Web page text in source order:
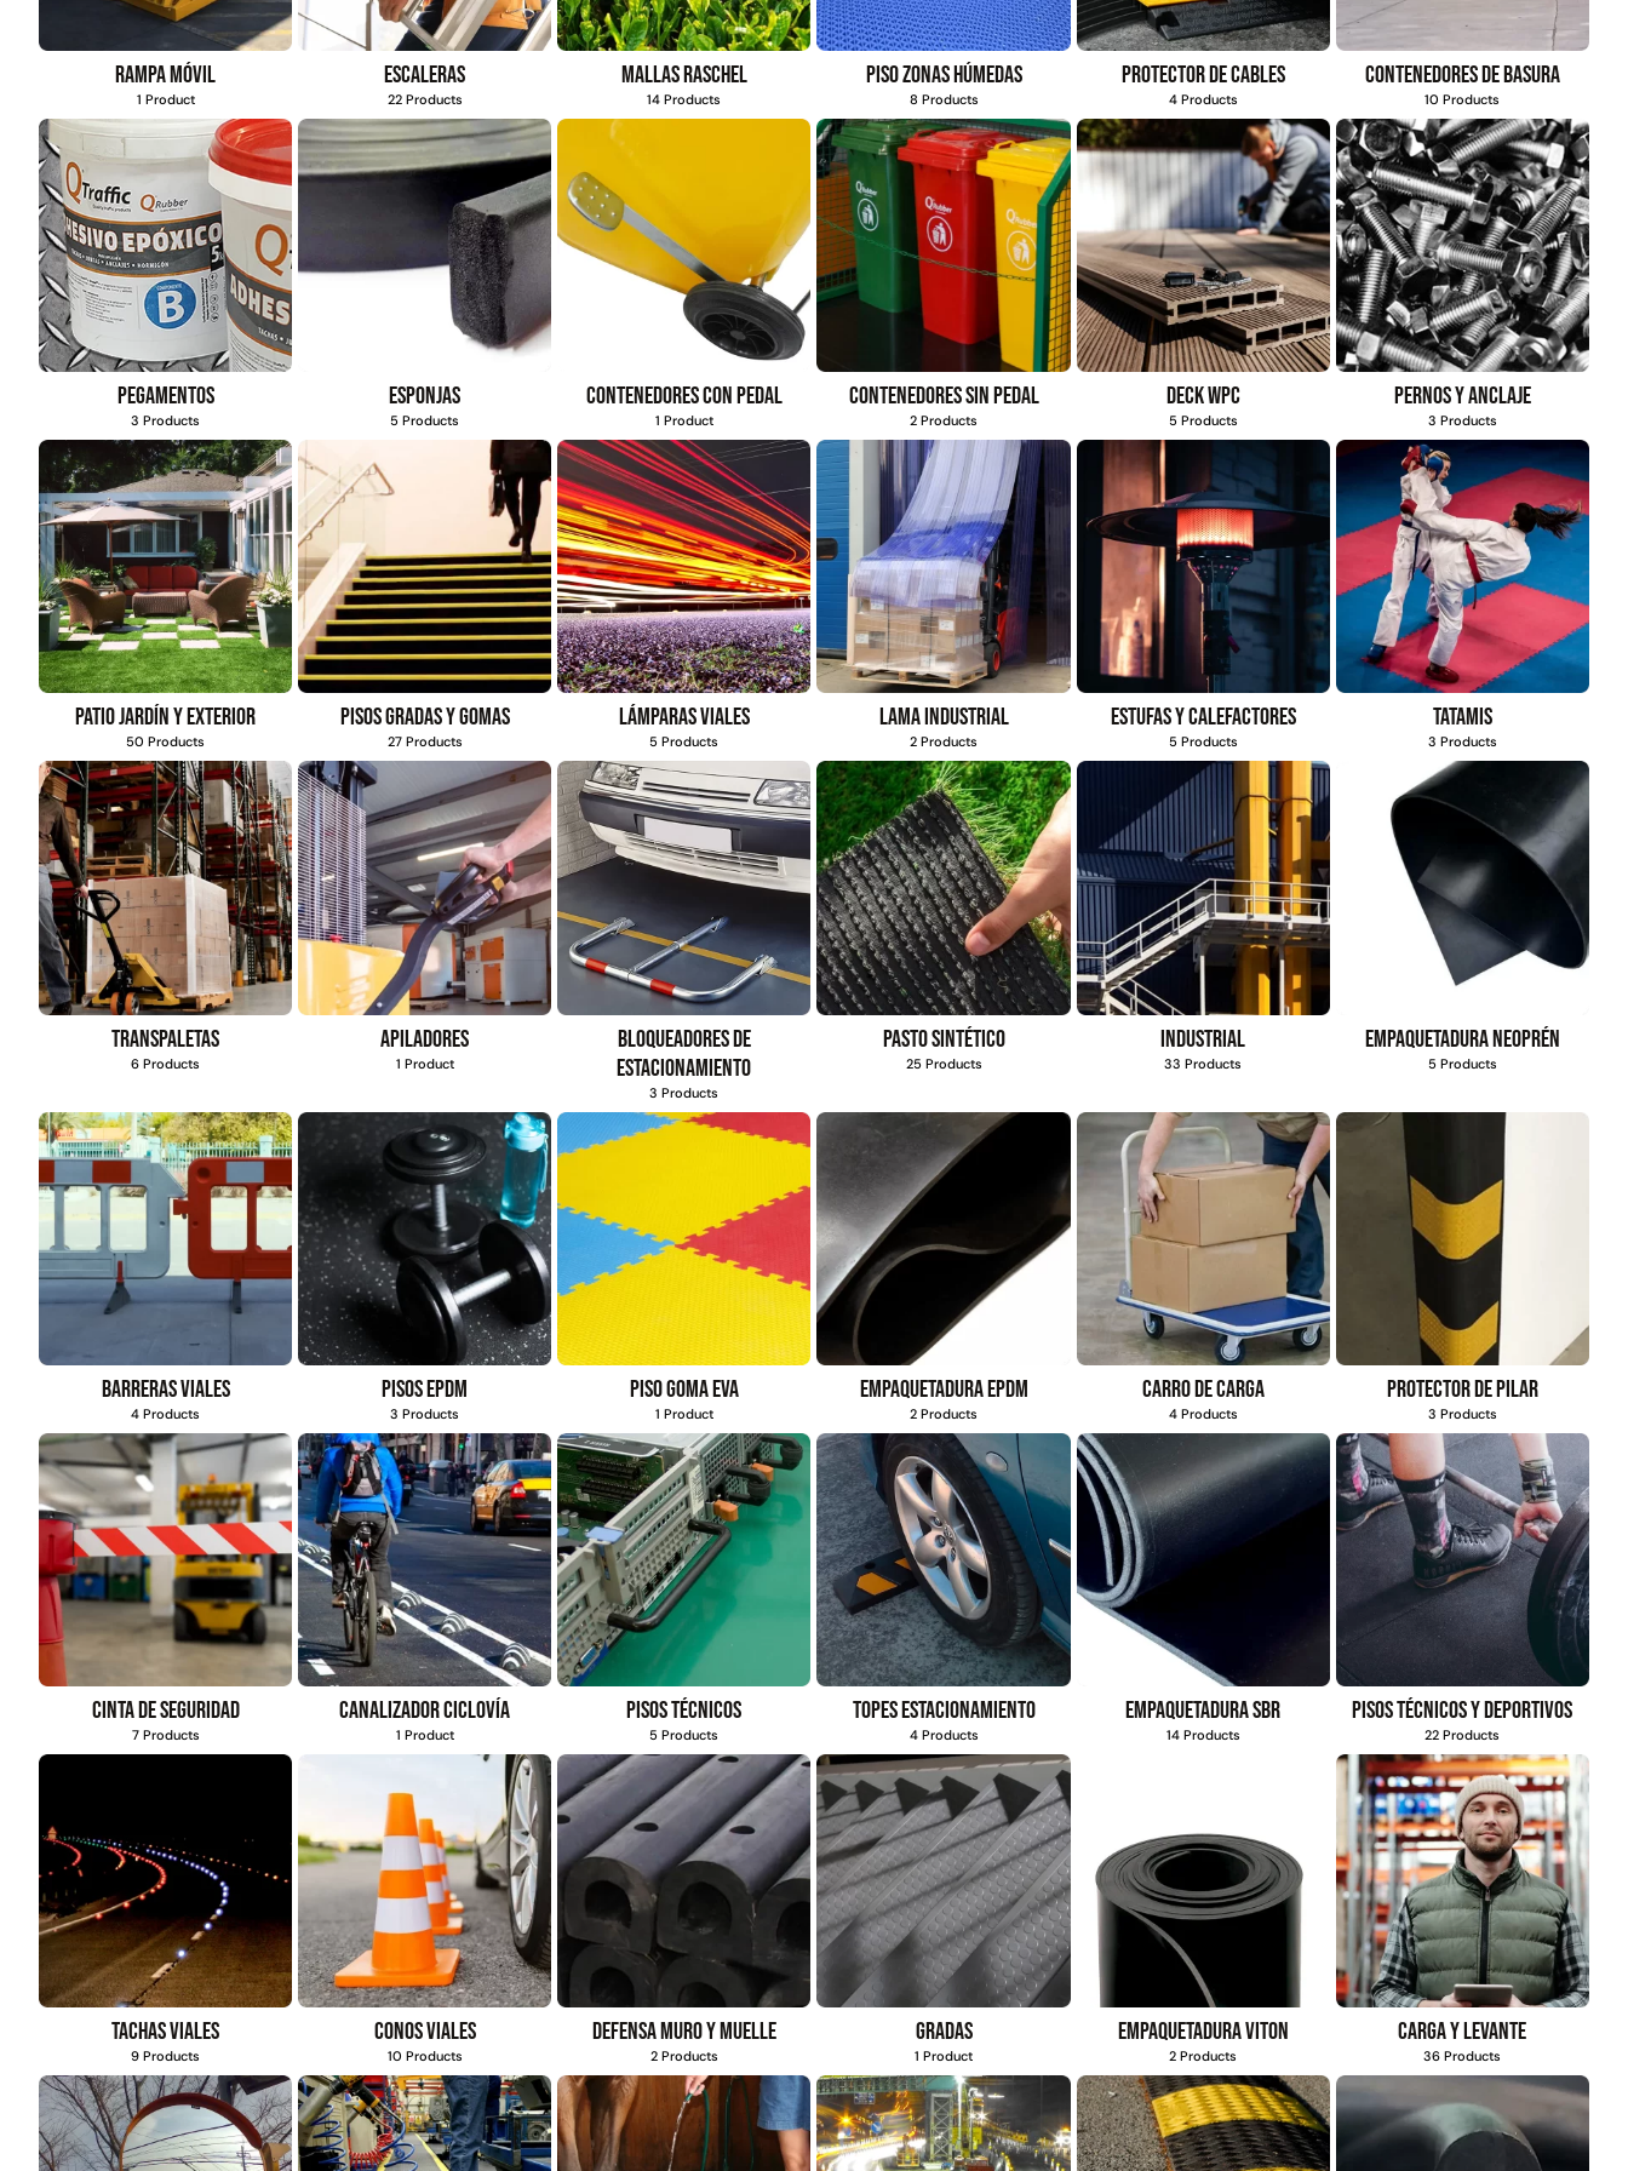
Rampa móvil
1 Product
Escaleras
22 Products
Mallas Raschel
14 Products
Piso zonas húmedas
8 Products
Protector de cables
4 Products
Contenedores de basura
10 Products
Pegamentos
3 Products
Esponjas
5 Products
Contenedores con pedal
1 Product
Contenedores sin pedal
2 Products
Deck WPC
5 Products
Pernos y anclaje
3 Products
Patio jardín y exterior
50 Products
Pisos gradas y gomas
27 Products
Lámparas viales
5 Products
Lama industrial
2 Products
Estufas y calefactores
5 Products
Tatamis
3 Products
Transpaletas
6 Products
Apiladores
1 Product
Bloqueadores de
estacionamiento
3 Products
Pasto sintético
25 Products
Industrial
33 Products
Empaquetadura Neoprén
5 Products
Barreras viales
4 Products
Pisos EPDM
3 Products
Piso goma eva
1 Product
Empaquetadura EPDM
2 Products
Carro de carga
4 Products
Protector de pilar
3 Products
Cinta de seguridad
7 Products
Canalizador ciclovía
1 Product
Pisos técnicos
5 Products
Topes estacionamiento
4 Products
Empaquetadura SBR
14 Products
Pisos técnicos y deportivos
22 Products
Tachas viales
9 Products
Conos viales
10 Products
Defensa muro y muelle
2 Products
Gradas
1 Product
Empaquetadura Viton
2 Products
Carga y levante
36 Products